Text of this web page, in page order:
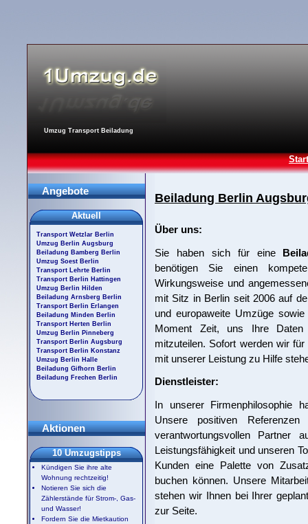
Umzug Transport Beiladung
Beiladung Berlin
Über uns:
Sie haben sich für eine
benötigen Sie einen
Wirkungsweise und
mit Sitz in Berlin seit 2006 auf
und europaweite Umzüge
Moment Zeit, uns Ihre Daten
mitzuteilen. Sofort werden wir
mit unserer Leistung zu Hilfe
Dienstleister:
In unserer Firmenphilosophie
Unsere positiven
verantwortungsvollen Partner
Leistungsfähigkeit und unseren
Kunden eine Palette von
buchen können. Unsere
stehen wir Ihnen bei Ihrer
zur Seite.
Angebote
Aktuell
Transport Wetzlar Berlin
Umzug Berlin Augsburg
Beiladung Bamberg Berlin
Umzug Soest Berlin
Transport Lehrte Berlin
Transport Berlin Hattingen
Umzug Berlin Hilden
Beiladung Arnsberg Berlin
Transport Berlin Erlangen
Beiladung Minden Berlin
Transport Herten Berlin
Umzug Berlin Pinneberg
Transport Berlin Augsburg
Transport Berlin Konstanz
Umzug Berlin Halle
Beiladung Gifhorn Berlin
Beiladung Frechen Berlin
Aktionen
10 Umzugstipps
Kündigen Sie ihre alte
Wohnung rechtzeitig!
Notieren Sie sich die
Zählerstände für Strom-, Gas-
und Wasser!
Fordern Sie die Mietkaution